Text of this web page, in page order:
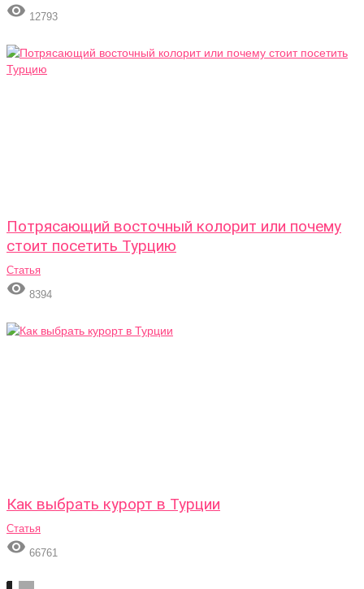
 12793
Потрясающий восточный колорит или почему
стоит посетить Турцию
Статья
 8394
Как выбрать курорт в Турции
Статья
 66761